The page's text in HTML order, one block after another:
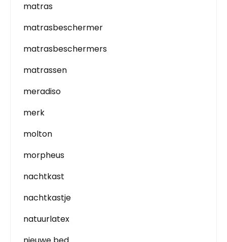
matras
matrasbeschermer
matrasbeschermers
matrassen
meradiso
merk
molton
morpheus
nachtkast
nachtkastje
natuurlatex